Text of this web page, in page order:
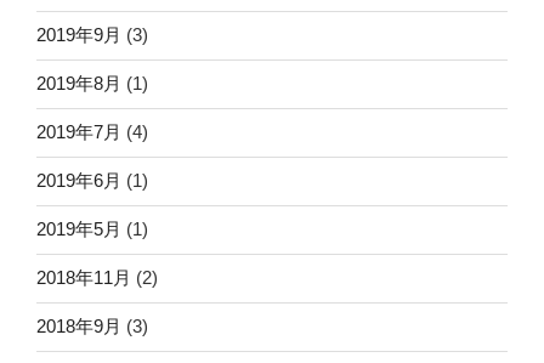
2019年9月 (3)
2019年8月 (1)
2019年7月 (4)
2019年6月 (1)
2019年5月 (1)
2018年11月 (2)
2018年9月 (3)